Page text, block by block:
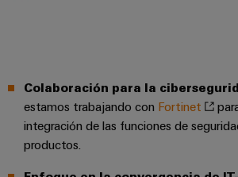
Colaboración para la
estamos trabajando con Fortinet
integración de las funciones de
productos.